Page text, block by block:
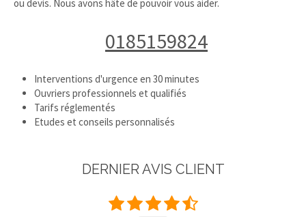
ou devis. Nous avons hâte de pouvoir vous aider.
0185159824
Interventions d'urgence en 30 minutes
Ouvriers professionnels et qualifiés
Tarifs réglementés
Etudes et conseils personnalisés
DERNIER AVIS CLIENT